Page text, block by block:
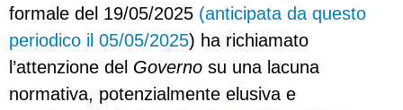
formale del 19/05/2025 (anticipata da questo
periodico il 05/05/2025) ha richiamato
l’attenzione del Governo su una lacuna
normativa, potenzialmente elusiva e